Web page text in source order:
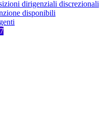
dirigenziali discrezionali
disponibili
7